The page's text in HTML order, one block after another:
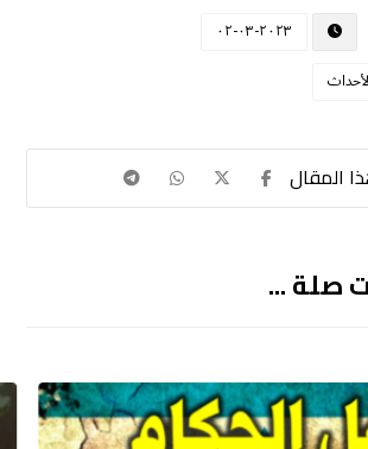
٢٠٢٣-٠٣-٠٢
صلة ...